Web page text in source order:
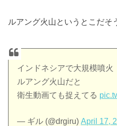
ルアング火山というとこだそ
インドネシアで大規模噴火
ルアング火山だと
衛生動画ても捉えてる
— ギル (@drgiru)April 17,